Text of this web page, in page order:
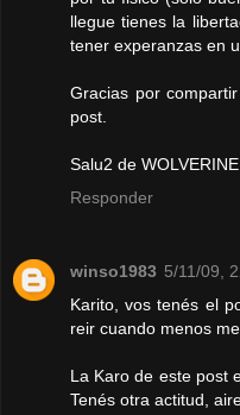
llegue tienes la
tener experanzas en
Gracias por
post.
Salu2 de
Responder
winso1983 5/11/09,
Karito, vos tenés el
reir cuando menos
La Karo de este post
Tenés otra actitud,